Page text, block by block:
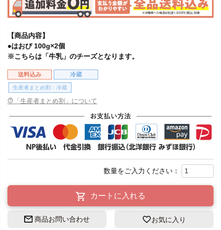
【商品内容】
●はおび 100g×2個
※こちらは「牛乳」のチーズとなります。
送料込み 冷蔵
生産者まとめ割：冷蔵
「生産者まとめ割」について
カートに入れる
商品お問い合わせ お気に入り